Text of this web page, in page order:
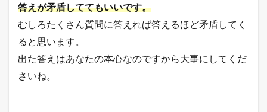
答えが矛盾しててもいいです。
むしろたくさん質問に答えれば答えるほど矛盾してく
ると思います。
出た答えはあなたの本心なのですから大事にしてくだ
さいね。